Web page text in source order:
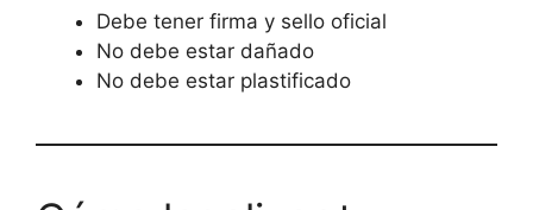
Debe tener firma y sello oficial
No debe estar dañado
No debe estar plastificado